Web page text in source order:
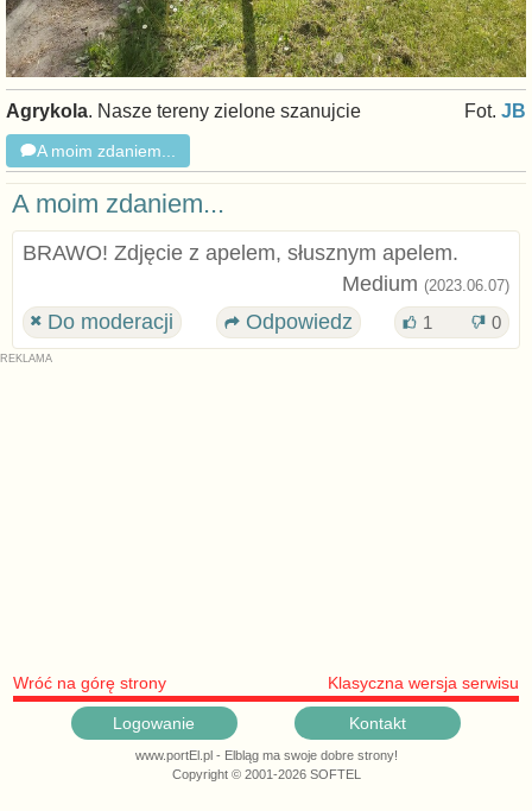
Agrykola. Nasze tereny zielone szanujcie Fot.JB
A moim zdaniem...
A moim zdaniem...
BRAWO! Zdjęcie z apelem, słusznym apelem.
Medium (2023.06.07)
Do moderacji Odpowiedz 1 0
Wróć na górę strony Klasyczna wersja serwisu
Logowanie Kontakt
www.portEl.pl - Elbląg ma swoje dobre strony!
Copyright © 2001-2026 SOFTEL